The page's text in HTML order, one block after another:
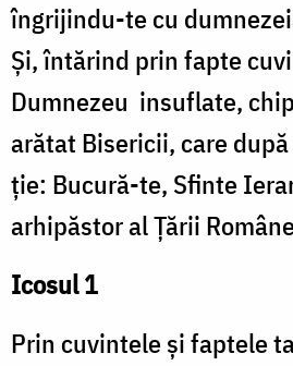
îngrijindu-te cu
Și, întărind prin fapte
Dumnezeu insuflate,
arătat Bisericii, care
ție: Bucură-te, Sfinte
arhipăstor al Țării
Icosul 1
Prin cuvintele și faptele